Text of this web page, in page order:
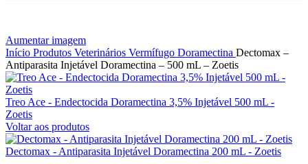
Aumentar imagem
Início Produtos Veterinários Vermífugo Doramectina Dectomax –
Antiparasita Injetável Doramectina – 500 mL – Zoetis
Treo Ace - Endectocida Doramectina 3,5% Injetável 500 mL -
Zoetis
Voltar aos produtos
Dectomax - Antiparasita Injetável Doramectina 200 mL - Zoetis